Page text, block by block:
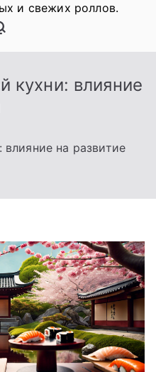
и свежих роллов.
кухни: влияние
на развитие